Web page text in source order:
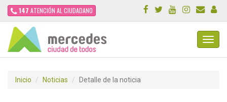
147 ATENCIÓN AL CIUDADANO
Inicio Noticias Detalle de la noticia